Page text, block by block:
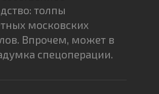
толпы
московских
Впрочем, может в
спецоперации.